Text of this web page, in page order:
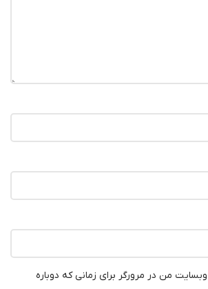
من در مرورگر برای زمانی که دوباره